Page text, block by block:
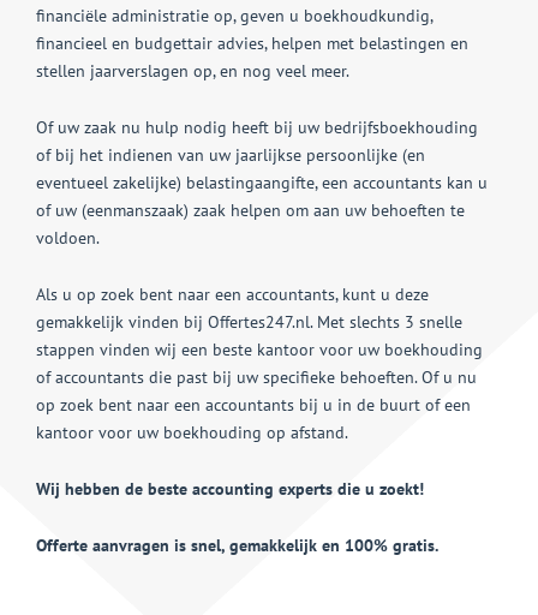
financiële administratie op, geven u boekhoudkundig,
financieel en budgettair advies, helpen met belastingen en
stellen jaarverslagen op, en nog veel meer.
Of uw zaak nu hulp nodig heeft bij uw bedrijfsboekhouding
of bij het indienen van uw jaarlijkse persoonlijke (en
eventueel zakelijke) belastingaangifte, een accountants kan u
of uw (eenmanszaak) zaak helpen om aan uw behoeften te
voldoen.
Als u op zoek bent naar een accountants, kunt u deze
gemakkelijk vinden bij Offertes247.nl. Met slechts 3 snelle
stappen vinden wij een beste kantoor voor uw boekhouding
of accountants die past bij uw specifieke behoeften. Of u nu
op zoek bent naar een accountants bij u in de buurt of een
kantoor voor uw boekhouding op afstand.
Wij hebben de beste accounting experts die u zoekt!
Offerte aanvragen is snel, gemakkelijk en 100% gratis.